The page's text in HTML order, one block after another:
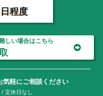
日程度
しい場合はこちら
気軽にご相談ください
定休日なし